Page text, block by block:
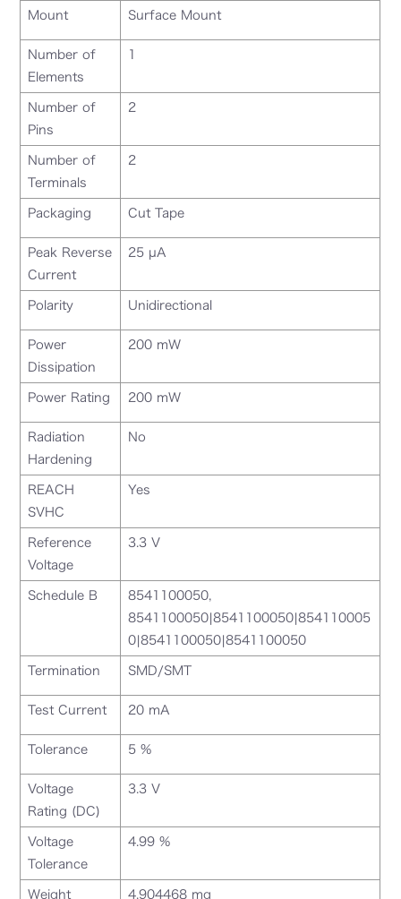
Mount Surface Mount
Number of
Elements
1
Number of
Pins
2
Number of
Terminals
2
Packaging Cut Tape
Peak Reverse
Current
25 µA
Polarity Unidirectional
Power
Dissipation
200 mW
Power Rating 200 mW
Radiation
Hardening
No
REACH
SVHC
Yes
Reference
Voltage
3.3 V
Schedule B
8541100050,
8541100050|8541100050|854110005
0|8541100050|8541100050
Termination SMD/SMT
Test Current 20 mA
Tolerance 5 %
Voltage
Rating (DC)
3.3 V
Voltage
Tolerance
4.99 %
Weight 4.904468 mg